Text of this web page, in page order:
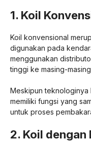
1. Koil
Koil konvensional
digunakan pada
menggunakan
tinggi ke masing-
Meskipun teknologinya
memiliki fungsi yang
untuk proses
2. Koil